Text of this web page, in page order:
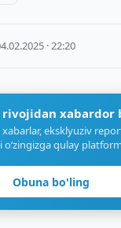
· 22:20
xabardor
eksklyuziv
o‘zingizga qulay
Obuna bo'ling